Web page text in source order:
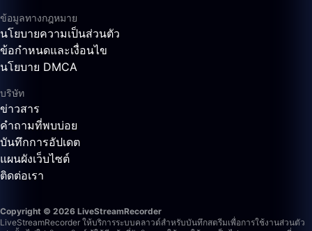
ข้อมูลทางกฎหมาย
นโยบายความเป็นส่วนตัว
ข้อกำหนดและเงื่อนไข
นโยบาย DMCA
บริษัท
ข่าวสาร
คำถามที่พบบ่อย
บันทึกการอัปเดต
แผนผังเว็บไซต์
ติดต่อเรา
Copyright © 2026 LiveStreamRecorder
LiveStreamRecorder ให้บริการระบบคลาวด์สำหรับบันทึกสตรีมเพื่อการใช้งานส่วนตัว